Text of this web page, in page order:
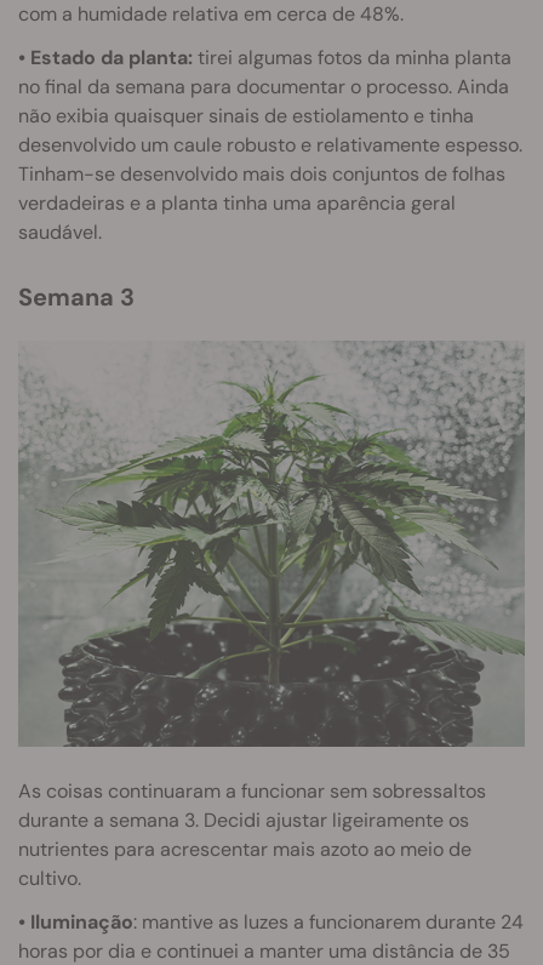
com a humidade relativa em cerca de 48%.
• Estado da planta: tirei algumas fotos da minha planta
no final da semana para documentar o processo. Ainda
não exibia quaisquer sinais de estiolamento e tinha
desenvolvido um caule robusto e relativamente espesso.
Tinham-se desenvolvido mais dois conjuntos de folhas
verdadeiras e a planta tinha uma aparência geral
saudável.
Semana 3
As coisas continuaram a funcionar sem sobressaltos
durante a semana 3. Decidi ajustar ligeiramente os
nutrientes para acrescentar mais azoto ao meio de
cultivo.
• Iluminação: mantive as luzes a funcionarem durante 24
horas por dia e continuei a manter uma distância de 35